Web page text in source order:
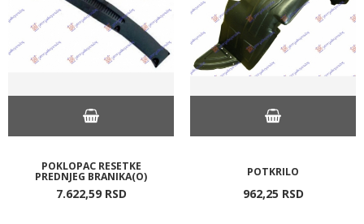
POKLOPAC RESETKE
PREDNJEG BRANIKA(O)
7.622,59 RSD
POTKRILO
962,25 RSD